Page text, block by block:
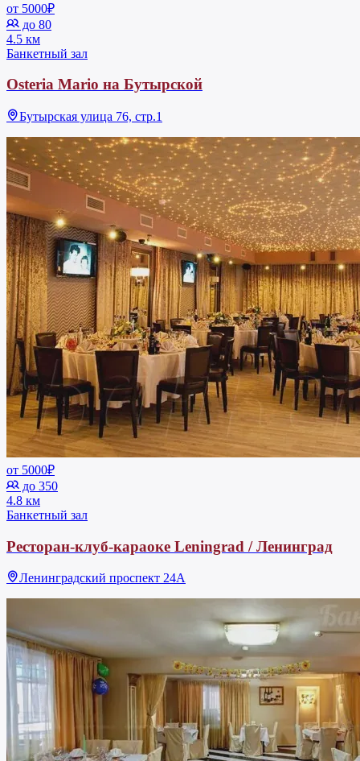
от 5000₽
до 80
4.5 км
Банкетный зал
Osteria Mario на Бутырской
Бутырская улица 76, стр.1
от 5000₽
до 350
4.8 км
Банкетный зал
Ресторан-клуб-караоке Leningrad / Ленинград
Ленинградский проспект 24А